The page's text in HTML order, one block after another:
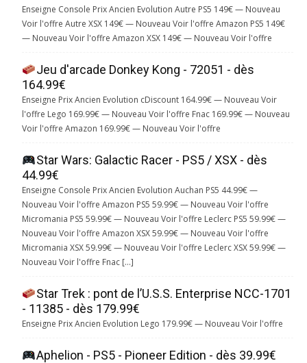
Enseigne Console Prix Ancien Evolution Autre PS5 149€ — Nouveau
Voir l'offre Autre XSX 149€ — Nouveau Voir l'offre Amazon PS5 149€
— Nouveau Voir l'offre Amazon XSX 149€ — Nouveau Voir l'offre
Jeu d'arcade Donkey Kong - 72051 - dès
164.99€
Enseigne Prix Ancien Evolution cDiscount 164.99€ — Nouveau Voir
l'offre Lego 169.99€ — Nouveau Voir l'offre Fnac 169.99€ — Nouveau
Voir l'offre Amazon 169.99€ — Nouveau Voir l'offre
Star Wars: Galactic Racer - PS5 / XSX - dès
44.99€
Enseigne Console Prix Ancien Evolution Auchan PS5 44.99€ —
Nouveau Voir l'offre Amazon PS5 59.99€ — Nouveau Voir l'offre
Micromania PS5 59.99€ — Nouveau Voir l'offre Leclerc PS5 59.99€ —
Nouveau Voir l'offre Amazon XSX 59.99€ — Nouveau Voir l'offre
Micromania XSX 59.99€ — Nouveau Voir l'offre Leclerc XSX 59.99€ —
Nouveau Voir l'offre Fnac […]
Star Trek : pont de l’U.S.S. Enterprise NCC-1701
- 11385 - dès 179.99€
Enseigne Prix Ancien Evolution Lego 179.99€ — Nouveau Voir l'offre
Aphelion - PS5 - Pioneer Edition - dès 39.99€